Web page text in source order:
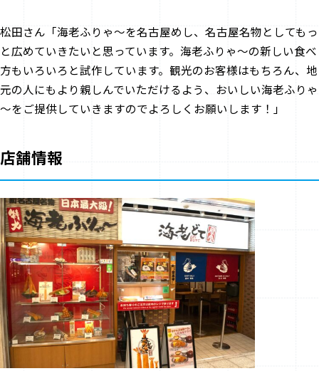
松田さん「海老ふりゃ～を名古屋めし、名古屋名物としてもっ
と広めていきたいと思っています。海老ふりゃ～の新しい食べ
方もいろいろと試作しています。観光のお客様はもちろん、地
元の人にもより親しんでいただけるよう、おいしい海老ふりゃ
～をご提供していきますのでよろしくお願いします！」
店舗情報